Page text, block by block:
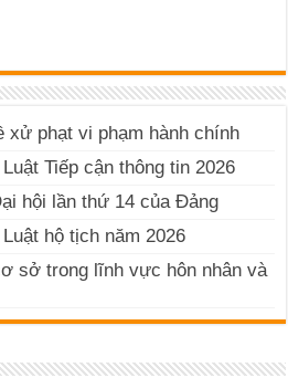
xử phạt vi phạm hành chính
Tiếp cận thông tin 2026
hội lần thứ 14 của Đảng
hộ tịch năm 2026
sở trong lĩnh vực hôn nhân và